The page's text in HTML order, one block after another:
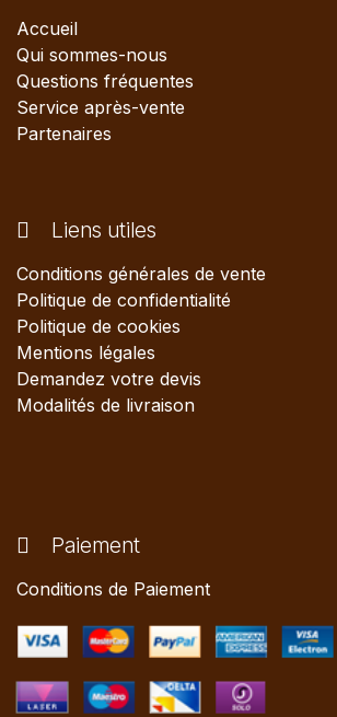
Accueil
Qui sommes-nous
Questions fréquentes
Service après-vente
Partenaires
Liens utiles
Conditions générales de vente
Politique de confidentialité
Politique de cookies
Mentions légales
Demandez votre devis
Modalités de livraison
Paiement
Conditions de Paiement